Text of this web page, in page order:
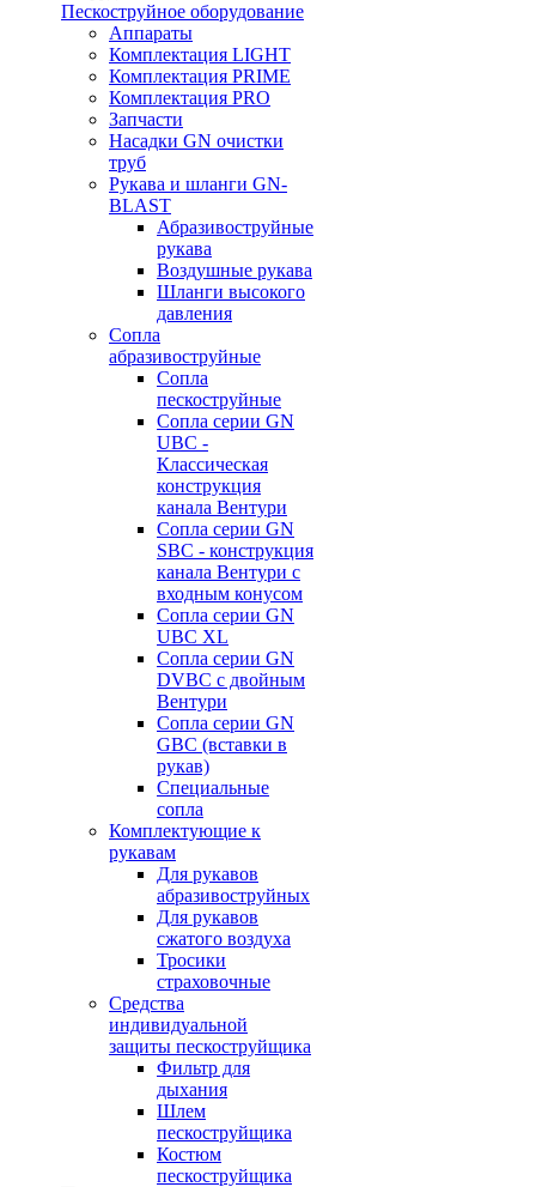
Пескоструйное оборудование
Аппараты
Комплектация LIGHT
Комплектация PRIME
Комплектация PRO
Запчасти
Насадки GN очистки
труб
Рукава и шланги GN-
BLAST
Абразивоструйные
рукава
Воздушные рукава
Шланги высокого
давления
Сопла
абразивоструйные
Сопла
пескоструйные
Сопла серии GN
UBC -
Классическая
конструкция
канала Вентури
Сопла серии GN
SBC - конструкция
канала Вентури c
входным конусом
Сопла серии GN
UBC XL
Сопла серии GN
DVBC с двойным
Вентури
Сопла серии GN
GBC (вставки в
рукав)
Специальные
сопла
Комплектующие к
рукавам
Для рукавов
абразивоструйных
Для рукавов
сжатого воздуха
Тросики
страховочные
Средства
индивидуальной
защиты пескоструйщика
Фильтр для
дыхания
Шлем
пескоструйщика
Костюм
пескоструйщика